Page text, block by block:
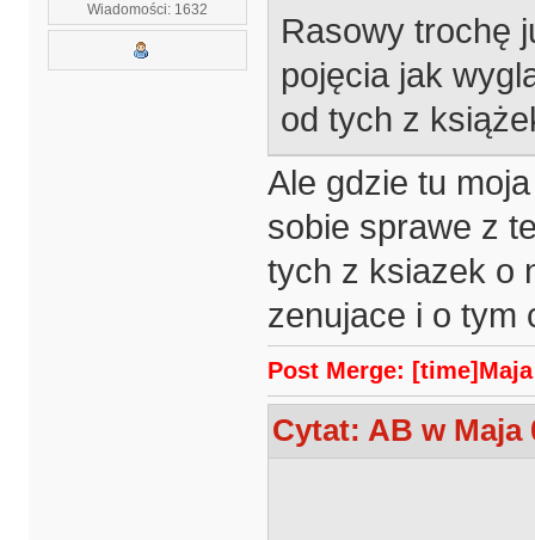
Wiadomości: 1632
Rasowy trochę
pojęcia jak
od tych z
Ale gdzie tu
sobie sprawe z
tych z ksiazek o
zenujace i o tym
Post Merge:
Cytat: AB w Maja